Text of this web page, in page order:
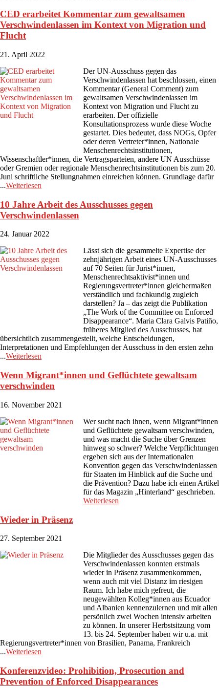
CED erarbeitet Kommentar zum gewaltsamen
Verschwindenlassen im Kontext von Migration und
Flucht
21. April 2022
Der UN-Ausschuss gegen das
Verschwindenlassen hat beschlossen, einen
Kommentar (General Comment) zum
gewaltsamen Verschwindenlassen im
Kontext von Migration und Flucht zu
erarbeiten. Der offizielle
Konsultationsprozess wurde diese Woche
gestartet. Dies bedeutet, dass NOGs, Opfer
oder deren Vertreter*innen, Nationale
Menschenrechtsinstitutionen,
Wissenschaftler*innen, die Vertragsparteien, andere UN Ausschüsse
oder Gremien oder regionale Menschenrechtsinstitutionen bis zum 20.
Juni schriftliche Stellungnahmen einreichen können. Grundlage dafür
...Weiterlesen
10 Jahre Arbeit des Ausschusses gegen
Verschwindenlassen
24. Januar 2022
Lässt sich die gesammelte Expertise der
zehnjährigen Arbeit eines UN-Ausschusses
auf 70 Seiten für Jurist*innen,
Menschenrechtsaktivist*innen und
Regierungsvertreter*innen gleichermaßen
verständlich und fachkundig zugleich
darstellen? Ja – das zeigt die Publikation
„The Work of the Committee on Enforced
Disappearance“. Maria Clara Galvis Patiño,
früheres Mitglied des Ausschusses, hat
übersichtlich zusammengestellt, welche Entscheidungen,
Interpretationen und Empfehlungen der Ausschuss in den ersten zehn
...Weiterlesen
Wenn Migrant*innen und Geflüchtete gewaltsam
verschwinden
16. November 2021
Wer sucht nach ihnen, wenn Migrant*innen
und Geflüchtete gewaltsam verschwinden,
und was macht die Suche über Grenzen
hinweg so schwer? Welche Verpflichtungen
ergeben sich aus der Internationalen
Konvention gegen das Verschwindenlassen
für Staaten im Hinblick auf die Suche und
die Prävention? Dazu habe ich einen Artikel
für das Magazin „Hinterland“ geschrieben.
Weiterlesen
Wieder in Präsenz
27. September 2021
Die Mitglieder des Ausschusses gegen das
Verschwindenlassen konnten erstmals
wieder in Präsenz zusammenkommen,
wenn auch mit viel Distanz im riesigen
Raum. Ich habe mich gefreut, die
neugewählten Kolleg*innen aus Ecuador
und Albanien kennenzulernen und mit allen
persönlich zwei Wochen intensiv arbeiten
zu können. In unserer Herbstsitzung vom
13. bis 24. September haben wir u.a. mit
Regierungsvertreter*innen von Brasilien, Panama, Frankreich
...Weiterlesen
Konferenzvideo: Prohibition, Prosecution and
Prevention of Enforced Disappearances